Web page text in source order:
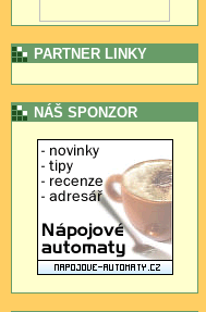
PARTNER LINKY
NÁŠ SPONZOR